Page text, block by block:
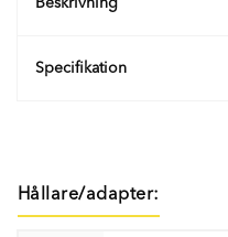
Beskrivning
Specifikation
Hållare/adapter: